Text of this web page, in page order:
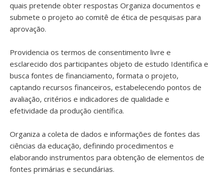
quais pretende obter respostas Organiza documentos e
submete o projeto ao comitê de ética de pesquisas para
aprovação.
Providencia os termos de consentimento livre e
esclarecido dos participantes objeto de estudo Identifica e
busca fontes de financiamento, formata o projeto,
captando recursos financeiros, estabelecendo pontos de
avaliação, critérios e indicadores de qualidade e
efetividade da produção científica.
Organiza a coleta de dados e informações de fontes das
ciências da educação, definindo procedimentos e
elaborando instrumentos para obtenção de elementos de
fontes primárias e secundárias.